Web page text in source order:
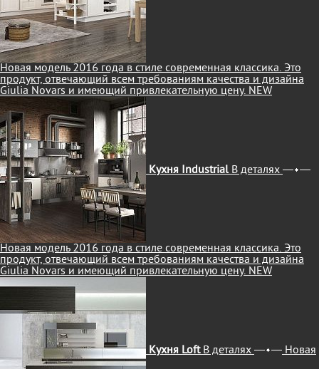
Новая модель 2016 года в стиле современная классика. Это
продукт, отвечающий всем требованиям качества и дизайна
Giulia Novars и имеющий привлекательную цену. NEW
Кухня Industrial В деталях
Новая модель 2016 года в стиле современная классика. Это
продукт, отвечающий всем требованиям качества и дизайна
Giulia Novars и имеющий привлекательную цену. NEW
Кухня Loft В деталях Новая